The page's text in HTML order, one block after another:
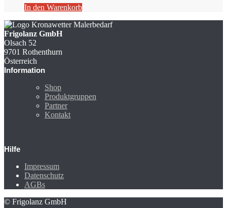
In den Warenkorb
Frigolanz GmbH
Olsach 52
9701 Rothenthurn
Österreich
Information
Shop
Produktgruppen
Partner
Kontakt
Hilfe
Impressum
Datenschutz
AGBs
© Frigolanz GmbH